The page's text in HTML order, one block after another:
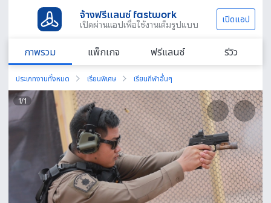
จ้างฟรีแลนซ์ fastwork
เปิดผ่านแอปเพื่อใช้งานเต็มรูปแบบ เปิดแอป
ภาพรวม แพ็กเกจ ฟรีแลนซ์ รีวิว
ประเภทงานทั้งหมด เรียนพิเศษ เรียนกีฬาอื่นๆ
1/1